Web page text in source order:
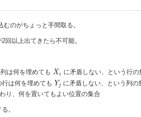
のがちょっと手間取る。
回以上出てきたら不可能。
は何を埋めてもXi
Xi に矛盾しない、という行の
は何を埋めても Yj
Yj に矛盾しない、という列の
り、何を置いてもよい位置の集合
。